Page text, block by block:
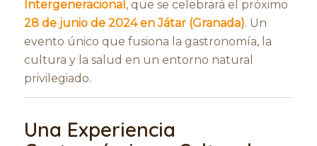
Intergeneracional , que se celebrará el próximo
28 de junio de 2024 en Játar (Granada). Un
evento único que fusiona la gastronomía, la
cultura y la salud en un entorno natural
privilegiado.
Una Experiencia